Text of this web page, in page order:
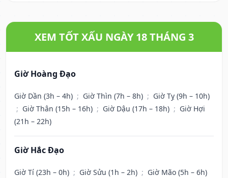
XEM TỐT XẤU NGÀY 18 THÁNG 3
Giờ Hoàng Đạo
Giờ Dần (3h – 4h) ; Giờ Thìn (7h – 8h) ; Giờ Tỵ (9h – 10h)
; Giờ Thân (15h – 16h) ; Giờ Dậu (17h – 18h) ; Giờ Hợi
(21h – 22h)
Giờ Hắc Đạo
Giờ Tí (23h – 0h) ; Giờ Sửu (1h – 2h) ; Giờ Mão (5h – 6h)